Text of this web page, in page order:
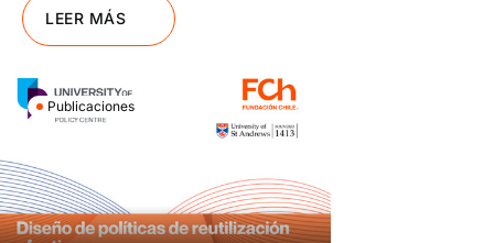
LEER MÁS
Publicaciones